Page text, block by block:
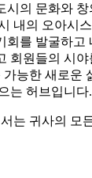
시의 문화와 창
내의 오아시
회를 발굴하고
회원들의 시
능한 새로운
는 허브입니다.
는 귀사의 모